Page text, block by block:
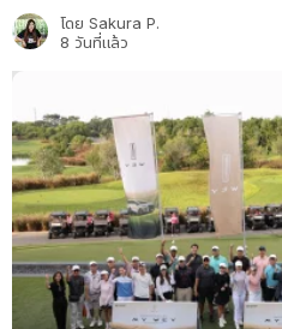
โดย Sakura P.
8 วันที่แล้ว